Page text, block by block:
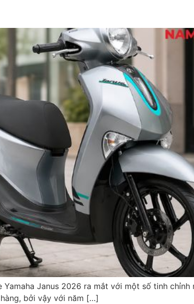
Janus 2026 ra mắt với một số tinh chỉnh
bởi vậy với năm […]